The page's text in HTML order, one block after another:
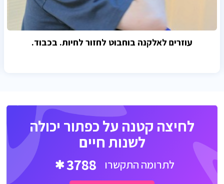
עוזרים לאלקנה בוחבוט לחזור לחיות. בכבוד.
לחיצה קטנה על כפתור יכולה
לשנות חיים
לתרומה התקשרו 3788